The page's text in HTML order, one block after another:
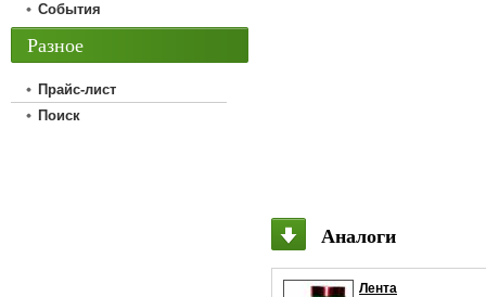
Аналоги
Лента
События
Разное
Прайс-лист
Поиск